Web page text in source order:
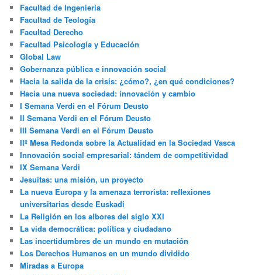
Facultad de Ingeniería
Facultad de Teología
Facultad Derecho
Facultad Psicología y Educación
Global Law
Gobernanza pública e innovación social
Hacia la salida de la crisis: ¿cómo?, ¿en qué condiciones?
Hacia una nueva sociedad: innovación y cambio
I Semana Verdi en el Fórum Deusto
II Semana Verdi en el Fórum Deusto
III Semana Verdi en el Fórum Deusto
IIº Mesa Redonda sobre la Actualidad en la Sociedad Vasca
Innovación social empresarial: tándem de competitividad
IX Semana Verdi
Jesuitas: una misión, un proyecto
La nueva Europa y la amenaza terrorista: reflexiones
universitarias desde Euskadi
La Religión en los albores del siglo XXI
La vida democrática: política y ciudadano
Las incertidumbres de un mundo en mutación
Los Derechos Humanos en un mundo dividido
Miradas a Europa